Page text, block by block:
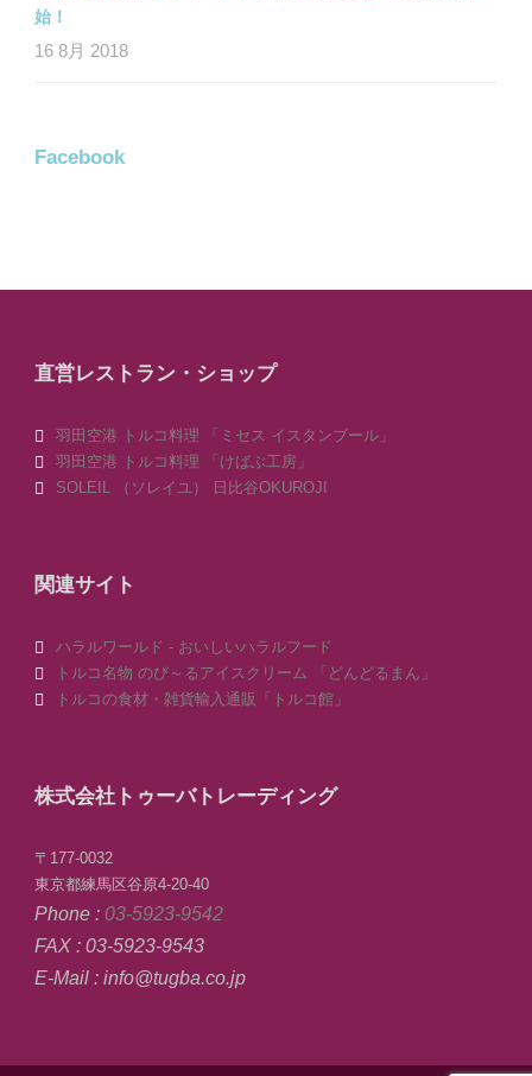
始！
16 8月 2018
Facebook
直営レストラン・ショップ
羽田空港 トルコ料理 「ミセス イスタンブール」
羽田空港 トルコ料理 「けばぶ工房」
SOLEIL （ソレイユ） 日比谷OKUROJI
関連サイト
ハラルワールド - おいしいハラルフード
トルコ名物 のび～るアイスクリーム 「どんどるまん」
トルコの食材・雑貨輸入通販「トルコ館」
株式会社トゥーバトレーディング
〒177-0032
東京都練馬区谷原4-20-40
Phone : 03-5923-9542
FAX : 03-5923-9543
E-Mail : info@tugba.co.jp